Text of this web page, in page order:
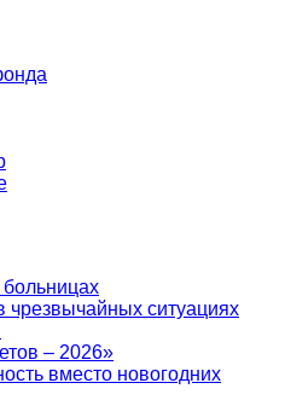
ситуациях
– 2026»
вместо новогодних